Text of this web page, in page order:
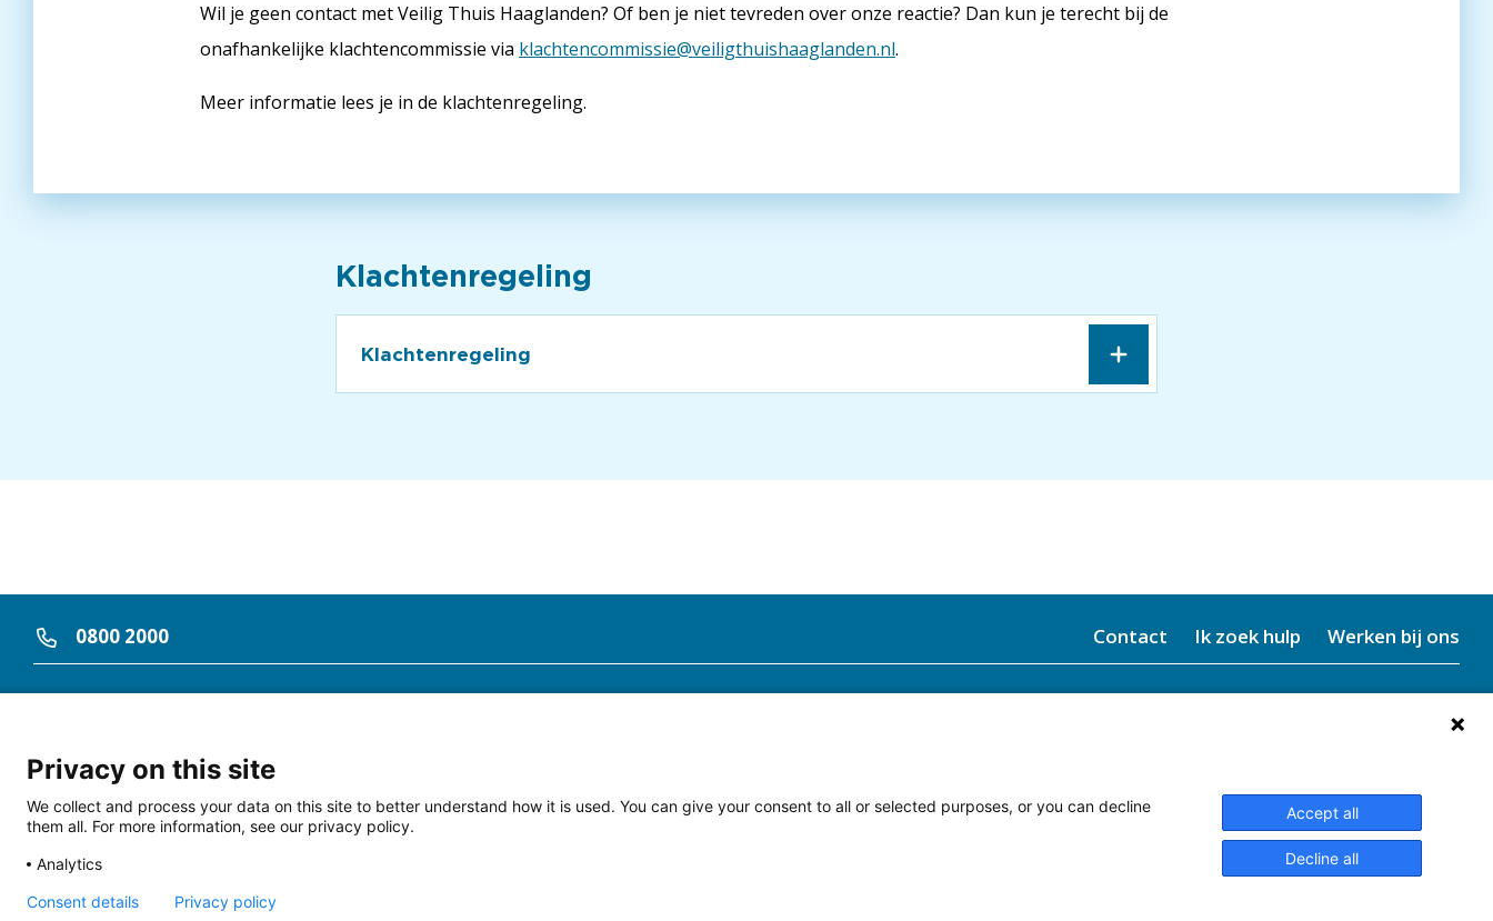
Wil je geen contact met Veilig Thuis Haaglanden? Of ben je niet tevreden over onze reactie? Dan kun je terecht bij de
onafhankelijke klachtencommissie via klachtencommissie@veiligthuishaaglanden.nl.
Meer informatie lees je in de klachtenregeling.
Klachtenregeling
Klachtenregeling
Bel direct naar
0800 2000 Contact Ik zoek hulp Werken bij ons
Cookies
Privacy statement
Toegankelijkheid
Contact
Privacy on this site
We collect and process your data on this site to better understand how it is used. You can give your consent to all or selected purposes, or you can decline
them all. For more information, see our privacy policy.
Analytics
Accept all
Decline all
Consent details Privacy policy